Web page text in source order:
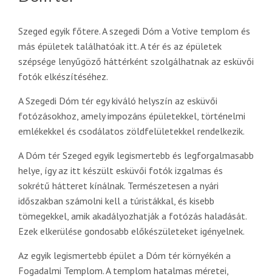
Szeged egyik főtere. A szegedi Dóm a Votive templom és
más épületek találhatóak itt. A tér és az épületek
szépsége lenyűgöző háttérként szolgálhatnak az esküvői
fotók elkészítéséhez.
A Szegedi Dóm tér egy kiváló helyszín az esküvői
fotózásokhoz, amely impozáns épületekkel, történelmi
emlékekkel és csodálatos zöldfelületekkel rendelkezik.
A Dóm tér Szeged egyik legismertebb és legforgalmasabb
helye, így az itt készült esküvői fotók izgalmas és
sokrétű hátteret kínálnak. Természetesen a nyári
időszakban számolni kell a túristákkal, és kisebb
tömegekkel, amik akadályozhatják a fotózás haladását.
Ezek elkerülése gondosabb előkészületeket igényelnek.
Az egyik legismertebb épület a Dóm tér környékén a
Fogadalmi Templom. A templom hatalmas méretei,